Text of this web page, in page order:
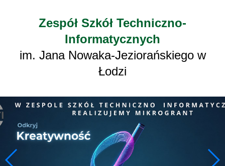
Zespół Szkół Techniczno-
Informatycznych
im. Jana Nowaka-Jeziorańskiego w
Łodzi